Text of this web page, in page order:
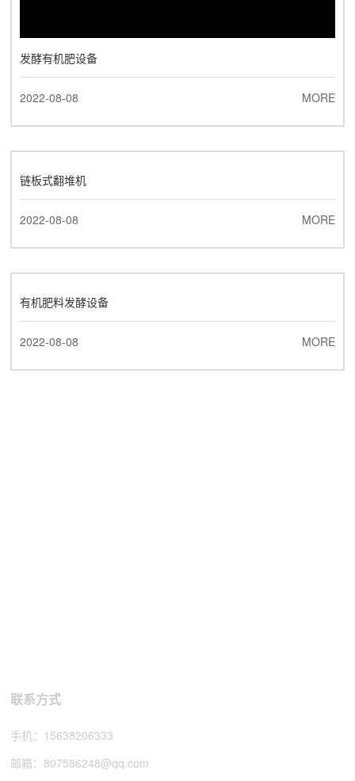
发酵有机肥设备
2022-08-08 MORE
链板式翻堆机
2022-08-08 MORE
有机肥料发酵设备
2022-08-08 MORE
联系方式
手机： 15638206333
邮箱： 807586248@qq.com